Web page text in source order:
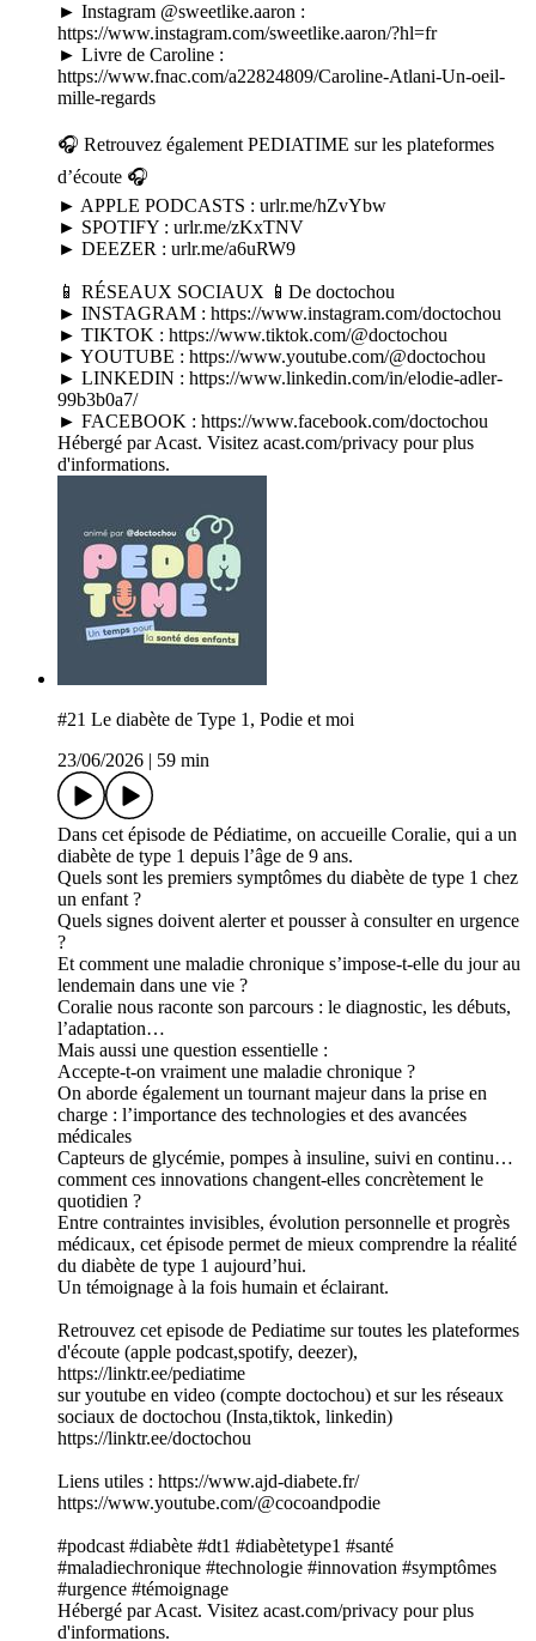
► Instagram @sweetlike.aaron :
https://www.instagram.com/sweetlike.aaron/?hl=fr
► Livre de Caroline :
https://www.fnac.com/a22824809/Caroline-Atlani-Un-oeil-
mille-regards
🎧 Retrouvez également PEDIATIME sur les plateformes
d’écoute 🎧
► APPLE PODCASTS : urlr.me/hZvYbw
► SPOTIFY : urlr.me/zKxTNV
► DEEZER : urlr.me/a6uRW9
📱 RÉSEAUX SOCIAUX 📱De doctochou
► INSTAGRAM : https://www.instagram.com/doctochou
► TIKTOK : https://www.tiktok.com/@doctochou
► YOUTUBE : https://www.youtube.com/@doctochou
► LINKEDIN : https://www.linkedin.com/in/elodie-adler-
99b3b0a7/
► FACEBOOK : https://www.facebook.com/doctochou
Hébergé par Acast. Visitez acast.com/privacy pour plus
d'informations.
#21 Le diabète de Type 1, Podie et moi
23/06/2026
59 min
Dans cet épisode de Pédiatime, on accueille Coralie, qui a un
diabète de type 1 depuis l’âge de 9 ans.
Quels sont les premiers symptômes du diabète de type 1 chez
un enfant ?
Quels signes doivent alerter et pousser à consulter en urgence
?
Et comment une maladie chronique s’impose-t-elle du jour au
lendemain dans une vie ?
Coralie nous raconte son parcours : le diagnostic, les débuts,
l’adaptation…
Mais aussi une question essentielle :
Accepte-t-on vraiment une maladie chronique ?
On aborde également un tournant majeur dans la prise en
charge : l’importance des technologies et des avancées
médicales
Capteurs de glycémie, pompes à insuline, suivi en continu…
comment ces innovations changent-elles concrètement le
quotidien ?
Entre contraintes invisibles, évolution personnelle et progrès
médicaux, cet épisode permet de mieux comprendre la réalité
du diabète de type 1 aujourd’hui.
Un témoignage à la fois humain et éclairant.
Retrouvez cet episode de Pediatime sur toutes les plateformes
d'écoute (apple podcast,spotify, deezer),
https://linktr.ee/pediatime
sur youtube en video (compte doctochou) et sur les réseaux
sociaux de doctochou (Insta,tiktok, linkedin)
https://linktr.ee/doctochou
Liens utiles : https://www.ajd-diabete.fr/
https://www.youtube.com/@cocoandpodie
#podcast #diabète #dt1 #diabètetype1 #santé
#maladiechronique #technologie #innovation #symptômes
#urgence #témoignage
Hébergé par Acast. Visitez acast.com/privacy pour plus
d'informations.